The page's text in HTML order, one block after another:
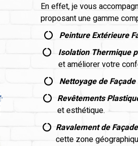
En effet, je vous
proposant une gamme
 Peinture Extérieure
 Isolation Thermique
et améliorer votre
 Nettoyage de Façade
 Revêtements
et esthétique.
 Ravalement de
cette zone